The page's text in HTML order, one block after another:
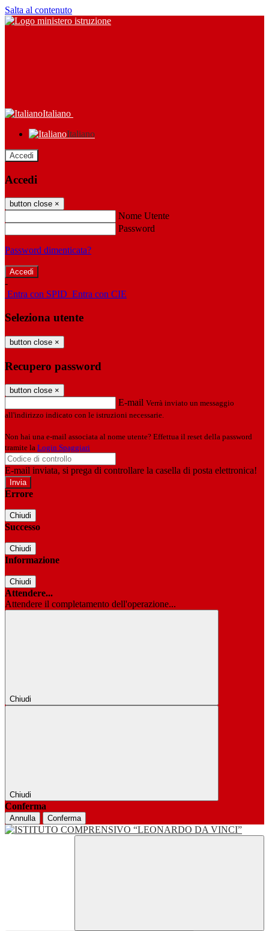
Salta al contenuto
Italiano
Italiano
Accedi
Accedi
button close ×
Nome Utente
Password
Password dimenticata?
-
Entra con SPID Entra con CIE
Seleziona utente
button close ×
Recupero password
button close ×
E-mail Verrà inviato un messaggio
all'indirizzo indicato con le istruzioni necessarie.
Non hai una e-mail associata al nome utente? Effettua il reset della password
tramite la Login Spaggiari
E-mail inviata, si prega di controllare la casella di posta elettronica!
Errore
Chiudi
Successo
Chiudi
Informazione
Chiudi
Attendere...
Attendere il completamento dell'operazione...
Chiudi
Chiudi
Conferma
Annulla Conferma